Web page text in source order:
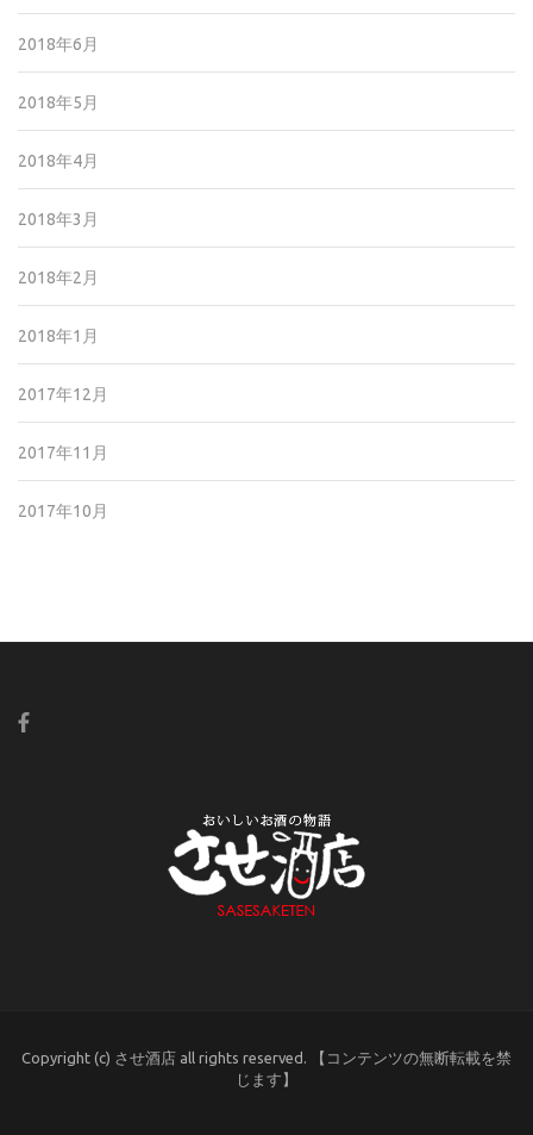
2018年6月
2018年5月
2018年4月
2018年3月
2018年2月
2018年1月
2017年12月
2017年11月
2017年10月
Copyright (c) させ酒店 all rights reserved. 【コンテンツの無断転載を禁
じます】